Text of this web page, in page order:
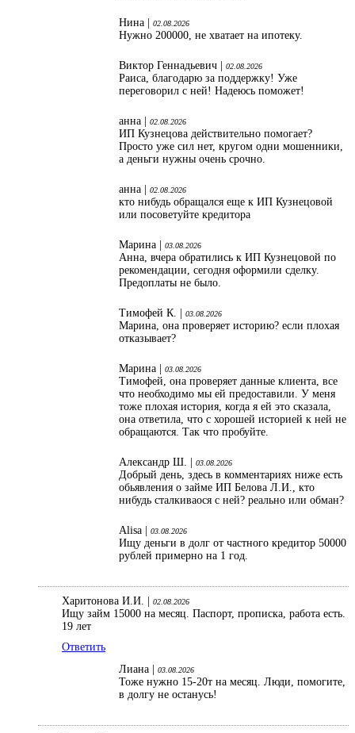
Нина | 02.08.2026
Нужно 200000, не хватает на ипотеку.
Виктор Геннадьевич | 02.08.2026
Раиса, благодарю за поддержку! Уже
переговорил с ней! Надеюсь поможет!
анна | 02.08.2026
ИП Кузнецова действительно помогает?
Просто уже сил нет, кругом одни мошенники,
а деньги нужны очень срочно.
анна | 02.08.2026
кто нибудь обращался еще к ИП Кузнецовой
или посоветуйте кредитора
Марина | 03.08.2026
Анна, вчера обратились к ИП Кузнецовой по
рекомендации, сегодня оформили сделку.
Предоплаты не было.
Тимофей К. | 03.08.2026
Марина, она проверяет историю? если плохая
отказывает?
Марина | 03.08.2026
Тимофей, она проверяет данные клиента, все
что необходимо мы ей предоставили. У меня
тоже плохая история, когда я ей это сказала,
она ответила, что с хорошей историей к ней не
обращаются. Так что пробуйте.
Александр Ш. | 03.08.2026
Добрый день, здесь в комментариях ниже есть
обьявления о займе ИП Белова Л.И., кто
нибудь сталкиваося с ней? реально или обман?
Alisa | 03.08.2026
Ищу деньги в долг от частного кредитор 50000
рублей примерно на 1 год.
Харитонова И.И. | 02.08.2026
Ищу займ 15000 на месяц. Паспорт, прописка, работа есть.
19 лет
Ответить
Лиана |
03.08.2026
Тоже нужно 15-20т на месяц. Люди, помогите,
в долгу не останусь!